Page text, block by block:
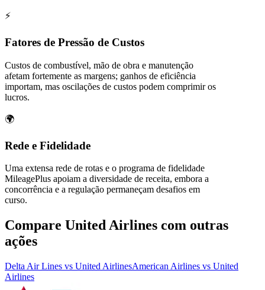
⚡
Fatores de Pressão de Custos
Custos de combustível, mão de obra e manutenção
afetam fortemente as margens; ganhos de eficiência
importam, mas oscilações de custos podem comprimir os
lucros.
🌍
Rede e Fidelidade
Uma extensa rede de rotas e o programa de fidelidade
MileagePlus apoiam a diversidade de receita, embora a
concorrência e a regulação permaneçam desafios em
curso.
Compare United Airlines com outras
ações
Delta Air Lines vs United AirlinesAmerican Airlines vs United
Airlines